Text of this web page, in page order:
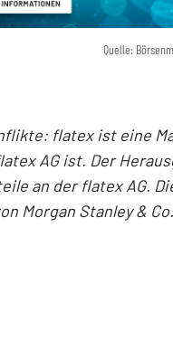
Quelle:
flatex ist eine
AG ist. Der
an der flatex AG.
Morgan Stanley &